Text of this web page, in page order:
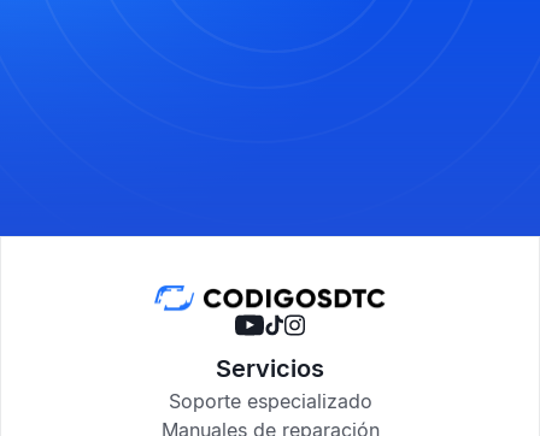
Servicios
Soporte especializado
Manuales de reparación